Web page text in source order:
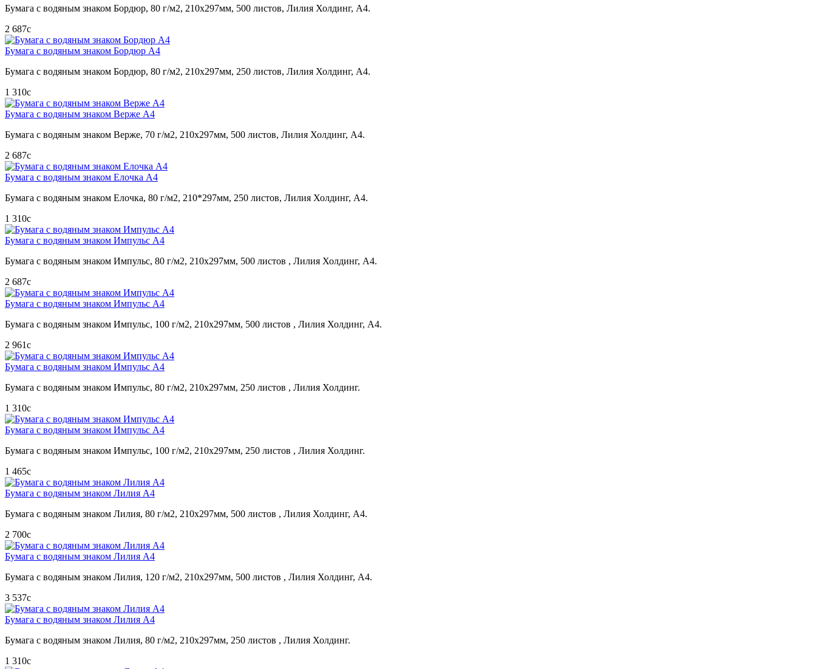
Бумага с водяным знаком Бордюр, 80 г/м2, 210х297мм, 500 листов, Лилия Холдинг, А4.
2 687c
Бумага с водяным знаком Бордюр А4
Бумага с водяным знаком Бордюр, 80 г/м2, 210х297мм, 250 листов, Лилия Холдинг, А4.
1 310c
Бумага с водяным знаком Верже А4
Бумага с водяным знаком Верже, 70 г/м2, 210х297мм, 500 листов, Лилия Холдинг, А4.
2 687c
Бумага с водяным знаком Елочка А4
Бумага с водяным знаком Елочка, 80 г/м2, 210*297мм, 250 листов, Лилия Холдинг, А4.
1 310c
Бумага с водяным знаком Импульс А4
Бумага с водяным знаком Импульс, 80 г/м2, 210х297мм, 500 листов , Лилия Холдинг, А4.
2 687c
Бумага с водяным знаком Импульс А4
Бумага с водяным знаком Импульс, 100 г/м2, 210х297мм, 500 листов , Лилия Холдинг, А4.
2 961c
Бумага с водяным знаком Импульс А4
Бумага с водяным знаком Импульс, 80 г/м2, 210х297мм, 250 листов , Лилия Холдинг.
1 310c
Бумага с водяным знаком Импульс А4
Бумага с водяным знаком Импульс, 100 г/м2, 210х297мм, 250 листов , Лилия Холдинг.
1 465c
Бумага с водяным знаком Лилия А4
Бумага с водяным знаком Лилия, 80 г/м2, 210х297мм, 500 листов , Лилия Холдинг, А4.
2 700c
Бумага с водяным знаком Лилия А4
Бумага с водяным знаком Лилия, 120 г/м2, 210х297мм, 500 листов , Лилия Холдинг, А4.
3 537c
Бумага с водяным знаком Лилия А4
Бумага с водяным знаком Лилия, 80 г/м2, 210х297мм, 250 листов , Лилия Холдинг.
1 310c